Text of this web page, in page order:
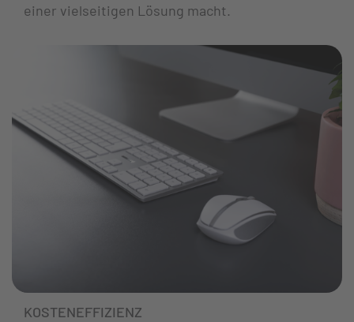
einer vielseitigen Lösung macht.
KOSTENEFFIZIENZ